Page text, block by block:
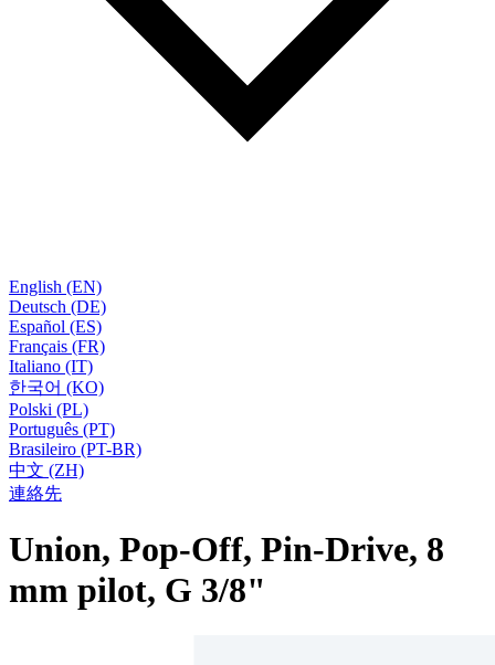
English (EN)
Deutsch (DE)
Español (ES)
Français (FR)
Italiano (IT)
한국어 (KO)
Polski (PL)
Português (PT)
Brasileiro (PT-BR)
中文 (ZH)
連絡先
Union, Pop-Off, Pin-Drive, 8
mm pilot, G 3/8"